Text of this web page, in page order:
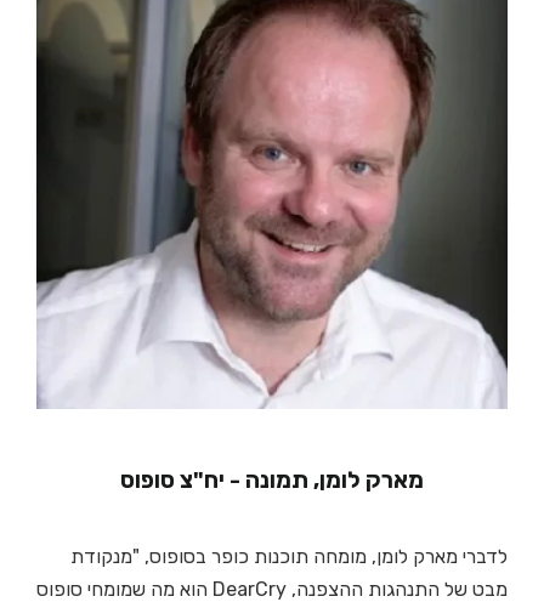
מארק לומן, תמונה - יח"צ סופוס
לדברי מארק לומן, מומחה תוכנות כופר בסופוס, "מנקודת
מבט של התנהגות ההצפנה, DearCry הוא מה שמומחי סופוס